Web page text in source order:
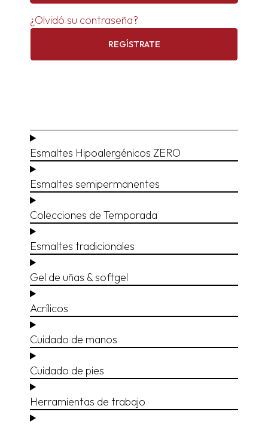
¿Olvidó su contraseña?
REGÍSTRATE
Esmaltes Hipoalergénicos ZERO
Esmaltes semipermanentes
Colecciones de Temporada
Esmaltes tradicionales
Gel de uñas & softgel
Acrílicos
Cuidado de manos
Cuidado de pies
Herramientas de trabajo